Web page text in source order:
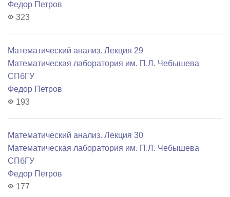
Федор Петров
323
Математический анализ. Лекция 29
Математичеcкая лаборатория им. П.Л. Чебышева
СПбГУ
Федор Петров
193
Математический анализ. Лекция 30
Математичеcкая лаборатория им. П.Л. Чебышева
СПбГУ
Федор Петров
177